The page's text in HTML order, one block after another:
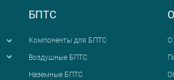
БПТС
Компоненты для БПТС
Воздушные БПТС
Наземные БПТС
О